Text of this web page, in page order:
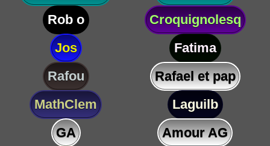
Rob o
Croquignolesq
Jos
Fatima
Rafou
Rafael et pap
MathClem
Laguilb
GA
Amour AG